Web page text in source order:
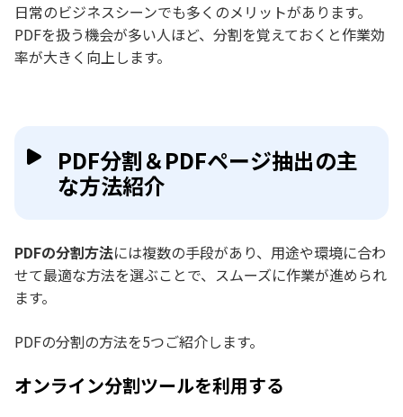
日常のビジネスシーンでも多くのメリットがあります。
PDFを扱う機会が多い人ほど、分割を覚えておくと作業効
率が大きく向上します。
PDF分割＆PDFページ抽出の主
な方法紹介
PDFの分割方法には複数の手段があり、用途や環境に合わ
せて最適な方法を選ぶことで、スムーズに作業が進められ
ます。
PDFの分割の方法を5つご紹介します。
オンライン分割ツールを利用する